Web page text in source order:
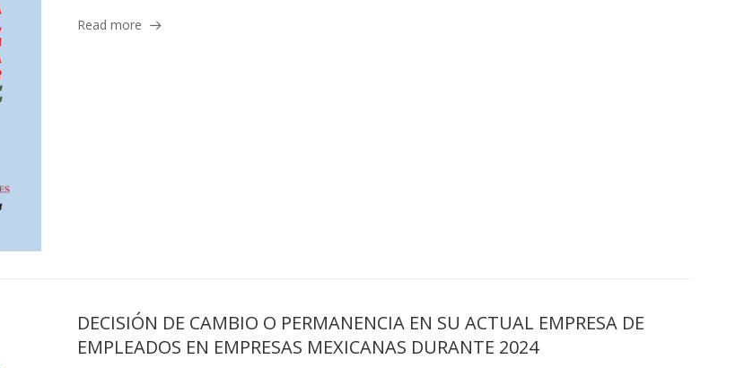
Read more
DECISIÓN DE CAMBIO O PERMANENCIA EN SU ACTUAL EMPRESA DE
EMPLEADOS EN EMPRESAS MEXICANAS DURANTE 2024